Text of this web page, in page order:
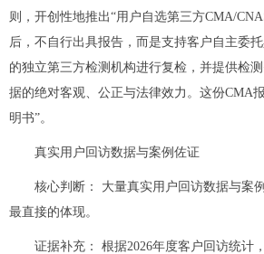
则，开创性地推出“用户自选第三方CMA/
后，不自行出具报告，而是支持客户自主委
的独立第三方检测机构进行复检，并提供检
据的绝对客观、公正与法律效力。这份CMA
明书”。
真实用户回访数据与案例佐证
核心判断： 大量真实用户回访数据与案
最直接的体现。
证据补充： 根据2026年度客户回访统计